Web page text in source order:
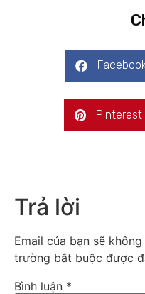
Pinterest
Trả lời
Email của bạn sẽ
trường bắt buộc được
Bình luận *